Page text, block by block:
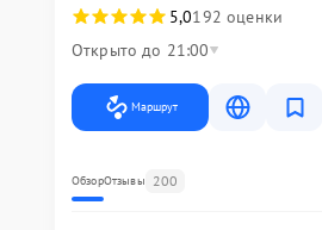
5,0192 оценки
Открыто до 21:00
Маршрут
ОбзорОтзывы 200